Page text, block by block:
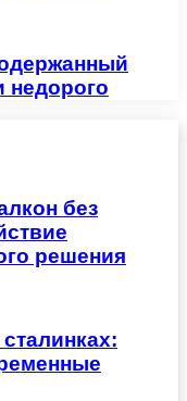
недорого
без
решения